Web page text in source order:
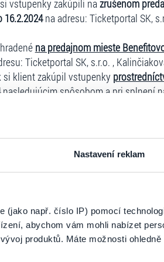
Nastavení reklam
(jako např. číslo IP) pomocí
abychom vám mohli nabízet
produktů. Máte možnosti
vstupenky zakúpili nazrušenom
16.2.2024na adresu: Ticketportal SK,
na predajnom mieste
Ticketportal SK, s.r.o. ,
si klient zakúpil vstupenky
nasledujúcim spôsobom a pri splnení
O
registrovaného konta na stránke
objednávky`` vybrať vstupenky na
si klient zakúpil vstupenky bez
nakoľko pri zakúpení
ktorý klient pri nákupe zadával.
16.2.2024na adresu Ticketportal SK
pre žiadosti o refundáciu
(platba kartou):